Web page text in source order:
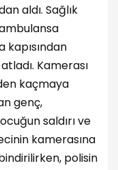
aldı. Sağlık
kapısından
Kamerası
kaçmaya
genç,
saldırı ve
kamerasına
polisin